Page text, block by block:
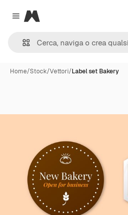
Close menu
Magnific
Home/Stock/Vettori/Label set Bakery